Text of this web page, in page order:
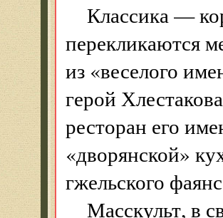
Классика —
перекликаются
из «веселого
герой
ресторан его
«дворянской»
гжельского
Масскульт, в